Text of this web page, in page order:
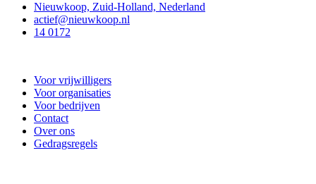
Nieuwkoop, Zuid-Holland, Nederland
actief@nieuwkoop.nl
14 0172
Voor vrijwilligers
Voor organisaties
Voor bedrijven
Contact
Over ons
Gedragsregels